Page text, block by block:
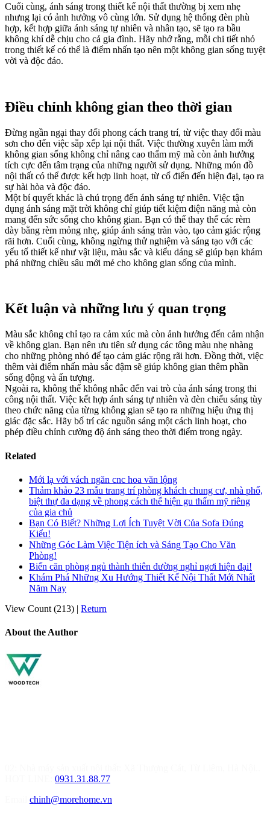
Cuối cùng, ánh sáng trong thiết kế nội thất thường bị xem nhẹ
nhưng lại có ảnh hưởng vô cùng lớn. Sử dụng hệ thống đèn phù
hợp, kết hợp giữa ánh sáng tự nhiên và nhân tạo, sẽ tạo ra bầu
không khí dễ chịu cho cả gia đình. Hãy nhớ rằng, mỗi chi tiết nhỏ
trong thiết kế có thể là điểm nhấn tạo nên một không gian sống tuyệt
vời và độc đáo.
Điều chỉnh không gian theo thời gian
Đừng ngần ngại thay đổi phong cách trang trí, từ việc thay đổi màu
sơn cho đến việc sắp xếp lại nội thất. Việc thường xuyên làm mới
không gian sống không chỉ nâng cao thẩm mỹ mà còn ảnh hưởng
tích cực đến tâm trạng của những người sử dụng. Những món đồ
nội thất có thể được kết hợp linh hoạt, từ cổ điển đến hiện đại, tạo ra
sự hài hòa và độc đáo.
Một bí quyết khác là chú trọng đến ánh sáng tự nhiên. Việc tận
dụng ánh sáng mặt trời không chỉ giúp tiết kiệm điện năng mà còn
mang đến sức sống cho không gian. Bạn có thể thay thế các rèm
dày bằng rèm mỏng nhẹ, giúp ánh sáng tràn vào, tạo cảm giác rộng
rãi hơn. Cuối cùng, không ngừng thử nghiệm và sáng tạo với các
yếu tố thiết kế như vật liệu, màu sắc và kiểu dáng sẽ giúp bạn khám
phá những chiều sâu mới mẻ cho không gian sống của mình.
Kết luận và những lưu ý quan trọng
Màu sắc không chỉ tạo ra cảm xúc mà còn ảnh hưởng đến cảm nhận
về không gian. Bạn nên ưu tiên sử dụng các tông màu nhẹ nhàng
cho những phòng nhỏ để tạo cảm giác rộng rãi hơn. Đồng thời, việc
thêm vài điểm nhấn màu sắc đậm sẽ giúp không gian thêm phần
sống động và ấn tượng.
Ngoài ra, không thể không nhắc đến vai trò của ánh sáng trong thi
công nội thất. Việc kết hợp ánh sáng tự nhiên và đèn chiếu sáng tùy
theo chức năng của từng không gian sẽ tạo ra những hiệu ứng thị
giác đặc sắc. Hãy bố trí các nguồn sáng một cách linh hoạt, cho
phép điều chỉnh cường độ ánh sáng theo thời điểm trong ngày.
Related
Mới lạ với vách ngăn cnc hoa văn lộng
Thảm khảo 23 mẫu trang trí phòng khách chung cư, nhà phố,
biệt thự đa dạng về phong cách thể hiện gu thẩm mỹ riêng
của gia chủ
Bạn Có Biết? Những Lợi Ích Tuyệt Vời Của Sofa Đúng
Kiểu!
Những Góc Làm Việc Tiện ích và Sáng Tạo Cho Văn
Phòng!
Biến căn phòng ngủ thành thiên đường nghỉ ngơi hiện đại!
Khám Phá Những Xu Hướng Thiết Kế Nội Thất Mới Nhất
Năm Nay
View Count (213) | Return
About the Author
0931.31.88.77
chinh@morehome.vn